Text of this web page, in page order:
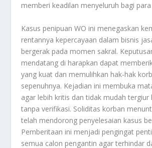
memberi keadilan menyeluruh bagi
Kasus penipuan WO ini menegaskan
rentannya kepercayaan dalam bisnis
bergerak pada momen sakral.
mendatang di harapkan dapat
yang kuat dan memulihkan hak-hak
sepenuhnya. Kejadian ini membuka
agar lebih kritis dan tidak mudah tergiur
tanpa verifikasi. Soliditas korban
telah mendorong penyelesaian kasus
Pemberitaan ini menjadi pengingat
semua calon pengantin agar terhindar